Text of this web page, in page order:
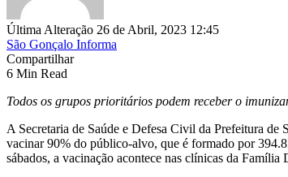
Última Alteração 26 de Abril, 2023 12:45
São Gonçalo Informa
Compartilhar
6 Min Read
Todos os grupos prioritários podem receber o
A Secretaria de Saúde e Defesa Civil da Prefeitura
vacinar 90% do público-alvo, que é formado por
sábados, a vacinação acontece nas clínicas da